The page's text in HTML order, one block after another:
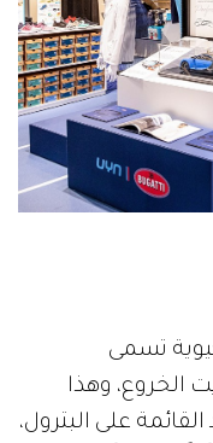
تسمى
الخروع، وهذا
من المواد القائمة على البترول،